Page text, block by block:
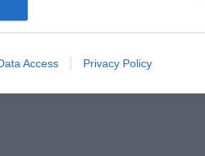
advertising.
Access Privacy Policy
Megszületett
Szabados Ági kisfia